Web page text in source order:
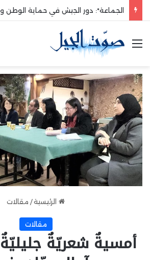
القائمة
الرئيسية/ مقالات
مقالات
أمسيةٌ شعريّةٌ